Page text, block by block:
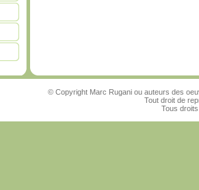
© Copyright Marc Rugani ou auteurs des
Tout droit de
Tous